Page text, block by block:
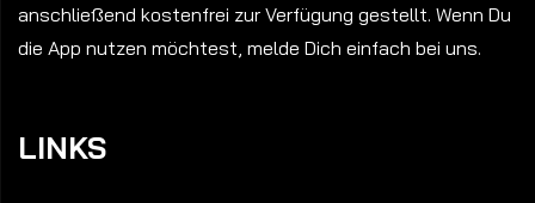
anschließend kostenfrei zur Verfügung gestellt. Wenn Du
die App nutzen möchtest, melde Dich einfach bei uns.
LINKS